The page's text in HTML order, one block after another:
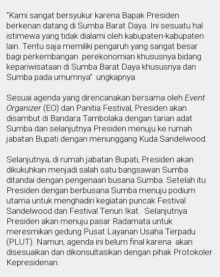
“Kami sangat bersyukur karena Bapak Presiden
berkenan datang di Sumba Barat Daya. Ini sesuatu hal
istimewa yang tidak dialami oleh kabupaten-kabupaten
lain. Tentu saja memiliki pengaruh yang sangat besar
bagi perkembangan perekonomian khususnya bidang
kepariwisataan di Sumba Barat Daya khususnya dan
Sumba pada umumnya” ungkapnya.
Sesuai agenda yang direncanakan bersama oleh Event
Organizer (EO) dan Panitia Festival, Presiden akan
disambut di Bandara Tambolaka dengan tarian adat
Sumba dan selanjutnya Presiden menuju ke rumah
jabatan Bupati dengan menunggang Kuda Sandelwood.
Selanjutnya, di rumah jabatan Bupati, Presiden akan
dikukuhkan menjadi salah satu bangsawan Sumba
ditandai dengan pengenaan busana Sumba. Setelah itu
Presiden dengan berbusana Sumba menuju podium
utama untuk menghadiri kegiatan puncak Festival
Sandelwood dan Festival Tenun Ikat.
Selanjutnya
Presiden akan menuju pasar Radamata untuk
meresmikan gedung Pusat Layanan Usaha Terpadu
(PLUT). Namun, agenda ini belum final karena akan
disesuaikan dan dikonsultasikan dengan pihak Protokoler
Kepresidenan.